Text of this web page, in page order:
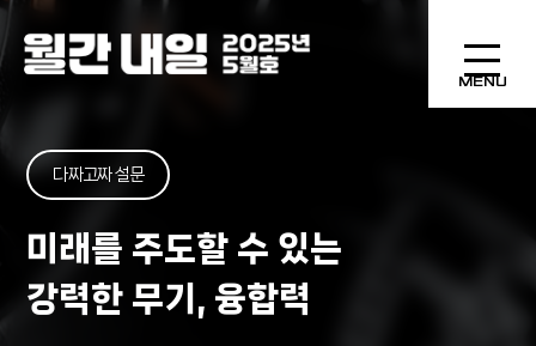
MENU
다짜고짜 설문
미래를 주도할 수 있는
강력한 무기, 융합력